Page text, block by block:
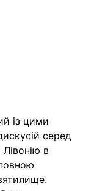
із цими
серед
Лівонію в